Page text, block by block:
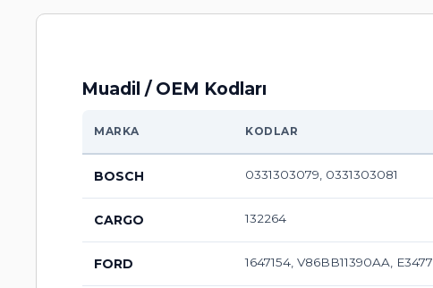
Muadil / OEM Kodları
MARKA KODLAR
BOSCH 0331303079, 0331303081
CARGO 132264
FORD 1647154, V86BB11390AA, E3477